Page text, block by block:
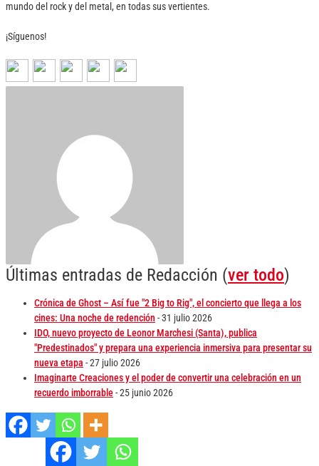
mundo del rock y del metal, en todas sus vertientes.
¡Síguenos!
Últimas entradas de Redacción (ver todo)
Crónica de Ghost – Así fue "2 Big to Rig", el concierto que llega a los
cines: Una noche de redención - 31 julio 2026
IDO, nuevo proyecto de Leonor Marchesi (Santa), publica
"Predestinados" y prepara una experiencia inmersiva para presentar su
nueva etapa - 27 julio 2026
Imaginarte Creaciones y el poder de convertir una celebración en un
recuerdo imborrable- 25 junio 2026